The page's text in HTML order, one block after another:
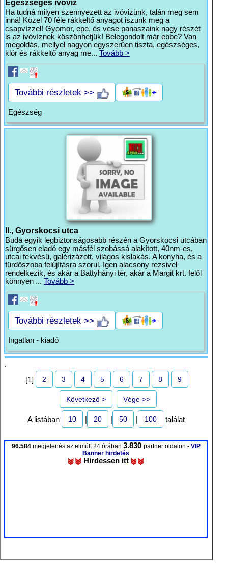
Egészséges ivóvíz
Ha tudná milyen szennyezett az ivóvizünk, talán meg sem
inná! Közel 70 féle rákkeltő anyagot iszunk meg a
csapvízzel! Gyomor, epe, és vese panaszaink nagy részét
is az ivóvíznek köszönhetjük! Belegondolt már ebbe? Van
megoldás, mellyel nagyon egyszerűen tiszta, egészséges,
klór és rákkeltő anyag me... Tovább >
További részletek >>
Egészség
II., Gyorskocsi utca
Buda egyik legbiztonságosabb részén a Gyorskocsi utcában
sürgősen eladó egy másfél szobássá alakított, 40nm-es,
utcai fekvésű, galérizázott, világos kislakás. A konyha, és a
fürdőszoba felújításra szorul. Igen alacsony rezsivel
rendelkezik, és akár a Battyhányi tér, akár a Margit krt. felől
könnyen ... Tovább >
További részletek >>
Ingatlan - kiadó
.
[1]
2 3 4 5 6 7 8 9
Következő > Vége >>
A listában 10 20 50 100 találat
96.584megjelenés az elmúlt 24 órában 3.830 partner oldalon - VIP
Banner hirdetés
Hirdessen itt